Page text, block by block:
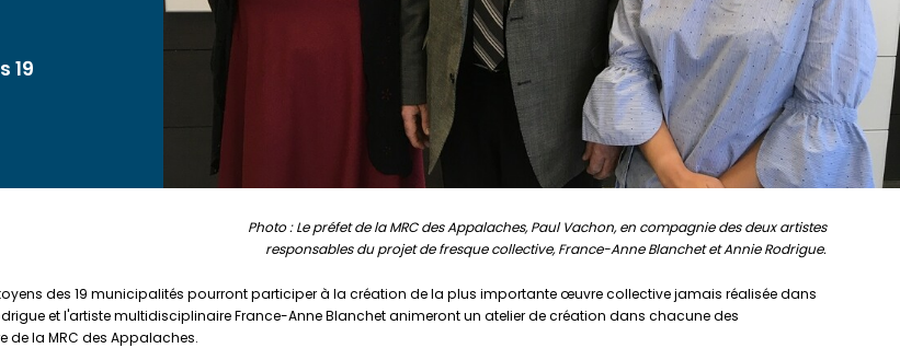
19
Photo : Le préfet de la MRC des Appalaches, Paul Vachon, en compagnie des deux artistes
responsables du projet de fresque collective, France-Anne Blanchet et Annie Rodrigue.
des 19 municipalités pourront participer à la création de la plus importante œuvre collective jamais réalisée dans
et l'artiste multidisciplinaire France-Anne Blanchet animeront un atelier de création dans chacune des
de la MRC des Appalaches.